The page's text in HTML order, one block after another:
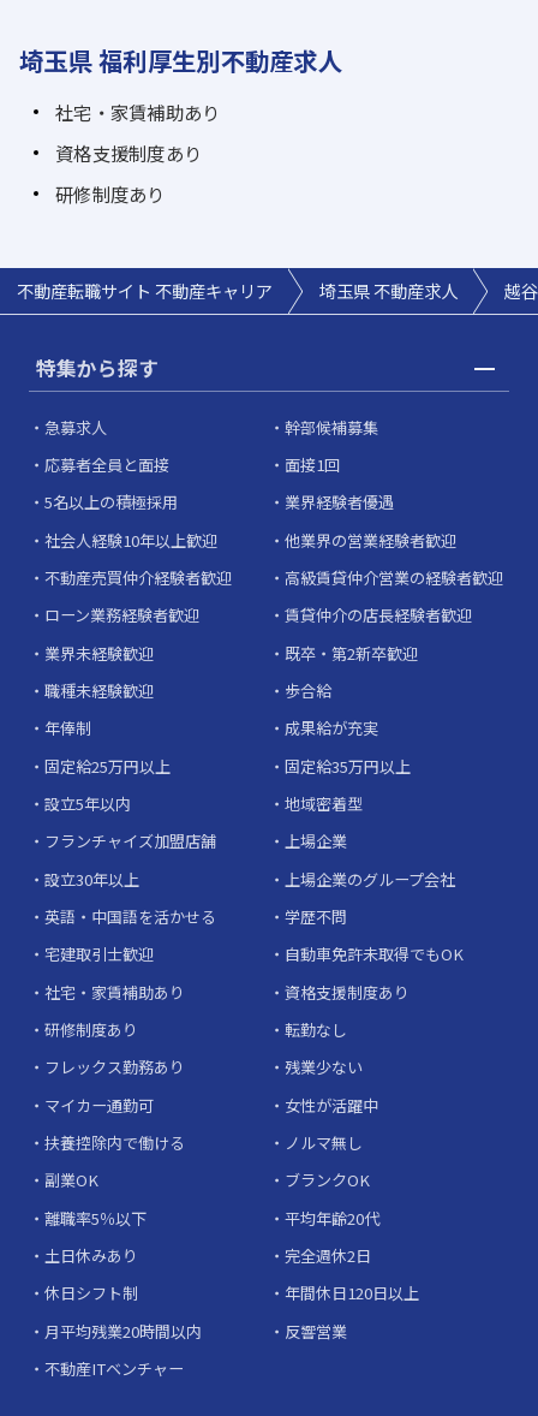
埼玉県 福利厚生別不動産求人
社宅・家賃補助あり
資格支援制度あり
研修制度あり
不動産転職サイト 不動産キャリア 埼玉県 不動産求人 越
特集から探す
急募求人
幹部候補募集
応募者全員と面接
面接1回
5名以上の積極採用
業界経験者優遇
社会人経験10年以上歓迎
他業界の営業経験者歓迎
不動産売買仲介経験者歓迎
高級賃貸仲介営業の経験者歓迎
ローン業務経験者歓迎
賃貸仲介の店長経験者歓迎
業界未経験歓迎
既卒・第2新卒歓迎
職種未経験歓迎
歩合給
年俸制
成果給が充実
固定給25万円以上
固定給35万円以上
設立5年以内
地域密着型
フランチャイズ加盟店舗
上場企業
設立30年以上
上場企業のグループ会社
英語・中国語を活かせる
学歴不問
宅建取引士歓迎
自動車免許未取得でもOK
社宅・家賃補助あり
資格支援制度あり
研修制度あり
転勤なし
フレックス勤務あり
残業少ない
マイカー通勤可
女性が活躍中
扶養控除内で働ける
ノルマ無し
副業OK
ブランクOK
離職率5％以下
平均年齢20代
土日休みあり
完全週休2日
休日シフト制
年間休日120日以上
月平均残業20時間以内
反響営業
不動産ITベンチャー